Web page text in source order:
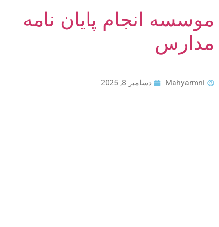
موسسه انجام پایان نامه
مدارس
Mahyarmni دسامبر 8, 2025